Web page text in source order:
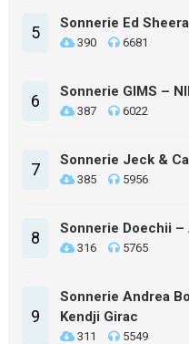
5 Sonnerie Ed
390 6681
6 Sonnerie GIMS –
387 6022
7 Sonnerie Jeck &
385 5956
8 Sonnerie Doechii –
316 5765
9
Sonnerie Andrea
Kendji Girac
311 5549